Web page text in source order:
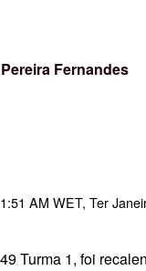
Fernandes
AM WET, Ter
Turma 1, foi